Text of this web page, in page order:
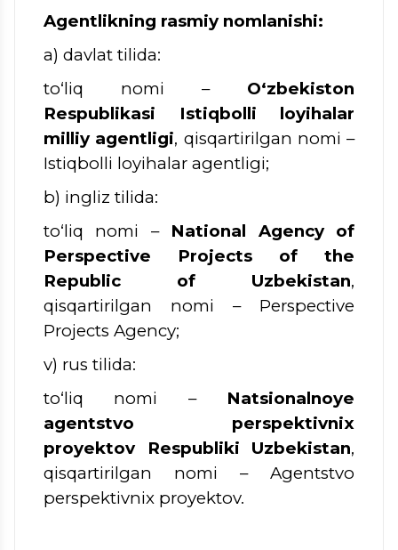
Agentlikning rasmiy nomlanishi:
a) davlat tilida:
to‘liq nomi – O‘zbekiston
Respublikasi Istiqbolli loyihalar
milliy agentligi, qisqartirilgan nomi –
Istiqbolli loyihalar agentligi;
b) ingliz tilida:
to‘liq nomi – National Agency of
Perspective Projects of the
Republic of Uzbekistan,
qisqartirilgan nomi – Perspective
Projects Agency;
v) rus tilida:
to‘liq nomi – Natsionalnoye
agentstvo perspektivnix
proyektov Respubliki Uzbekistan,
qisqartirilgan nomi – Agentstvo
perspektivnix proyektov.